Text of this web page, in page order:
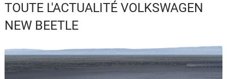
Essais
d'achat
TOUTE L'ACTUALITÉ VOLKSWAGEN
NEW BEETLE